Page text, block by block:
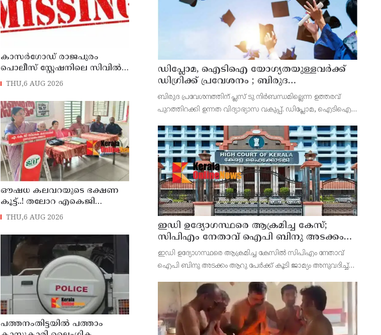
കാസർഗോഡ് രാജപുരം
പൊലീസ് സ്റ്റേഷനിലെ സിവില്‍
പൊലീസ് ഓഫീസാറെ
THU,6 AUG 2026
ഔഷധ കലവറയുടെ ഭക്ഷണ
കൂട്ട്..! തലോറ എകെജി
ഗ്രന്ഥാലയത്തിൽ നാടൻ
പത്തില കറികളുടെ
പ്രദർശനവും ക്ലാസും
സംഘടിപ്പിച്ചു
THU,6 AUG 2026
പത്തനംതിട്ടയിൽ പത്താം
ഡിപ്ലോമ, ഐടിഐ യോഗ്യതയുള്ളവര്‍ക്ക്
ഡിഗ്രിക്ക് പ്രവേശനം ; ബിരുദ
പ്രവേശനത്തിന് പ്ലസ് ടു നിര്‍ബന്ധമില്ല;
ഉത്തരവ് പുറത്തിറക്കി ഉന്നത വിദ്യാഭ്യാസ
വകുപ്പ്
ബിരുദ പ്രവേശനത്തിന് പ്ലസ് ടു നിര്‍ബന്ധമില്ലെന്ന ഉത്തരവ്
പുറത്തിറക്കി ഉന്നത വിദ്യാഭ്യാസ വകുപ്പ്. ഡിപ്ലോമ, ഐടിഐ
പുതിയ ഉത്തരവില്‍ പറയുന്നത്.
ഇഡി ഉദ്യോഗസ്ഥരെ ആക്രമിച്ച കേസ്;
സിപിഎം നേതാവ് ഐപി ബിനു അടക്കം
ആറു പേർക്ക് കൂടി ജാമ്യം
ഇഡി ഉദ്യോഗസ്ഥരെ ആക്രമിച്ച കേസിൽ സിപിഎം നേതാവ്
ഐപി ബിനു അടക്കം ആറു പേർക്ക് കൂടി ജാമ്യം അനുവദിച്ച്
ദിവസങ്ങളിലായി ഇവർ ജയിലിലാണെന്ന വസ്തുത
കണക്കിലെടുത്താണ